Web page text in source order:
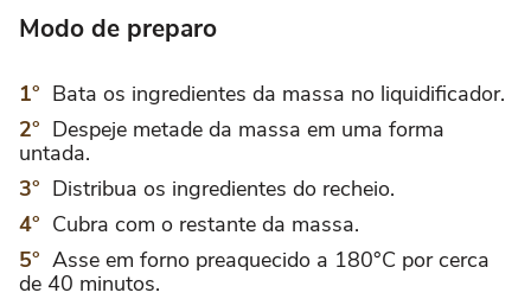
Modo de preparo
Bata os ingredientes da massa no liquidificador.
Despeje metade da massa em uma forma
untada.
Distribua os ingredientes do recheio.
Cubra com o restante da massa.
Asse em forno preaquecido a 180°C por cerca
de 40 minutos.